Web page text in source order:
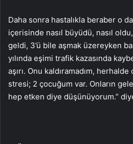
Daha sonra hastalıkla beraber o da
içerisinde nasıl büyüdü, nasıl
geldi, 3’ü bile aşmak üzereyken
yılında eşimi trafik kazasında
aşırı. Onu kaldıramadım,
stresi; 2 çocuğum var. Onların
hep etken diye düşünüyorum.”